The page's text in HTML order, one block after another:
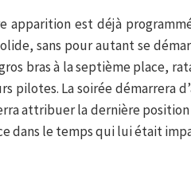
apparition est déjà
sans pour autant se
bras à la septième place,
pilotes. La soirée démarrera
attribuer la dernière
dans le temps qui lui était